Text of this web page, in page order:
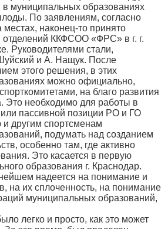
в муниципальных образованиях
По заявлениям, согласно
наконец-то принято
ККФСОО «ФРС» в г. г.
Руководителями стали,
и А. Нащук. После
этого решения, в этих
можно официально,
на благо развития
Это необходимо для работы в
пассивной позиции РО и ГО
другим спортсменам
подумать над созданием
особенно там, где активно
Это касается в первую
образования г. Краснодар.
надеется на понимание и
на их сплоченность, на понимание
муниципальных образований,
легко и просто, как это может